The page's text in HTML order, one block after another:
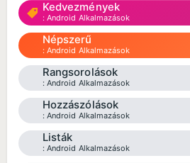
Kedvezmények
Android Alkalmazások
Népszerű
Android Alkalmazások
Rangsorolások
Android Alkalmazások
Hozzászólások
Android Alkalmazások
Listák
Android Alkalmazások